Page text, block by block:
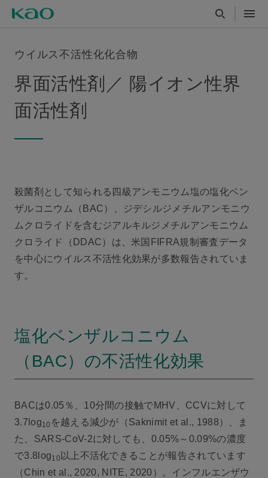
ウイルス不活性化化合物
界面活性剤／ 陽イオン性界
面活性剤
殺菌剤として知られる四級アンモニウム塩の塩化ベン
ザルコニウム（BAC）、ジデシルジメチルアンモニウ
ムクロライドを含むジアルキルジメチルアンモニウム
クロライド（DDAC）は、米国FIFRA規制審査データ
を中心にウイルス不活性化効果が多数報告されていま
す。
塩化ベンザルコニウム
（BAC）の不活性化効果
BACは0.05％、10分間の接触でMHV、CCVに対して
3.7log10 を越える減少が（Saknimit et al., 1988）、ま
た、SARS-CoV-2に対しても、0.05%～0.09%の濃度
で3.8log10 以上不活化できることが報告されています
（Chin et al., 2020, NITE, 2020）。インフルエンザウ